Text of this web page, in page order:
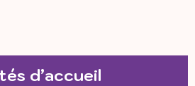
d’accueil